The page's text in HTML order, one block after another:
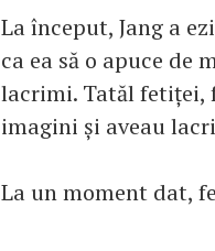
La început, Jang a
ca ea să o apuce de
lacrimi. Tatăl fetiței,
imagini și aveau
La un moment dat,